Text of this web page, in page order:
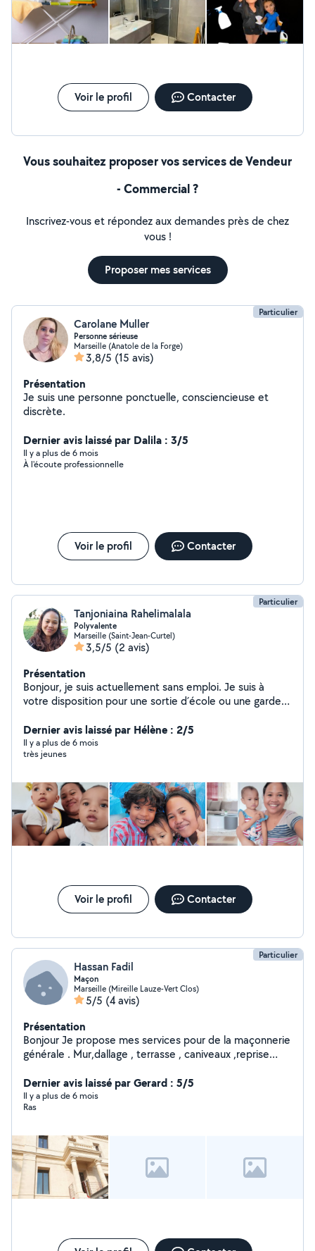
Voir le profil Contacter
Vous souhaitez proposer vos services de Vendeur
- Commercial ?
Inscrivez-vous et répondez aux demandes près de chez
vous !
Proposer mes services
Particulier
Carolane Muller
Personne sérieuse
Marseille (Anatole de la Forge)
3,8/5 (15 avis)
Présentation
Je suis une personne ponctuelle, consciencieuse et
discrète.
Dernier avis laissé par Dalila : 3/5
Il y a plus de 6 mois
À l'écoute professionnelle
Voir le profil Contacter
Particulier
Tanjoniaina Rahelimalala
Polyvalente
Marseille (Saint-Jean-Curtel)
3,5/5 (2 avis)
Présentation
Bonjour, je suis actuellement sans emploi. Je suis à
votre disposition pour une sortie d´école ou une garde
très calme et solidaire. Merci de me contacter si
intéressé, pas sérieux à s´abstenir.
Dernier avis laissé par Hélène : 2/5
Il y a plus de 6 mois
très jeunes
Voir le profil Contacter
Particulier
Hassan Fadil
Maçon
Marseille (Mireille Lauze-Vert Clos)
5/5 (4 avis)
Présentation
Bonjour Je propose mes services pour de la maçonnerie
générale . Mur,dallage , terrasse , caniveaux ,reprise
Dernier avis laissé par Gerard : 5/5
Il y a plus de 6 mois
Ras